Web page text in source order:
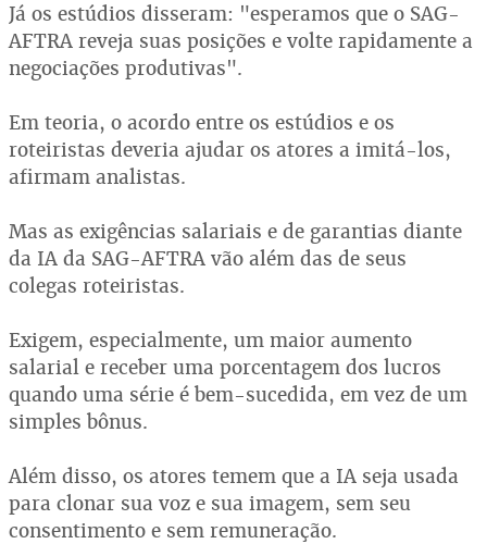
Já os estúdios disseram: "esperamos que o SAG-
AFTRA reveja suas posições e volte rapidamente a
negociações produtivas".
Em teoria, o acordo entre os estúdios e os
roteiristas deveria ajudar os atores a imitá-los,
afirmam analistas.
Mas as exigências salariais e de garantias diante
da IA da SAG-AFTRA vão além das de seus
colegas roteiristas.
Exigem, especialmente, um maior aumento
salarial e receber uma porcentagem dos lucros
quando uma série é bem-sucedida, em vez de um
simples bônus.
Além disso, os atores temem que a IA seja usada
para clonar sua voz e sua imagem, sem seu
consentimento e sem remuneração.